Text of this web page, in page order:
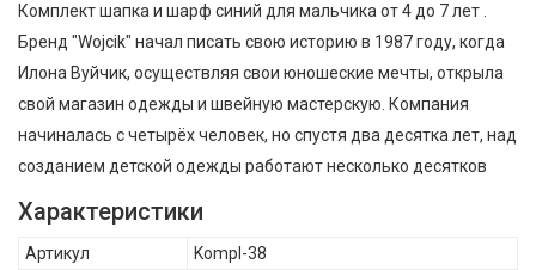
Комплект шапка и шарф синий для мальчика от 4 до 7 лет .
Бренд "Wojcik" начал писать свою историю в 1987 году, когда
Илона Вуйчик, осуществляя свои юношеские мечты, открыла
свой магазин одежды и швейную мастерскую. Компания
начиналась с четырёх человек, но спустя два десятка лет, над
созданием детской одежды работают несколько десятков
квалификации. Высочайшее качество продукции и
следование установке "Совершенство невозможно без
Характеристики
Артикул
Kompl-38